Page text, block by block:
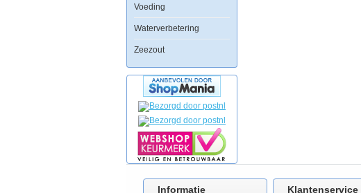
Voeding
Waterverbetering
Zeezout
bevordert
Informatie Klantenservice